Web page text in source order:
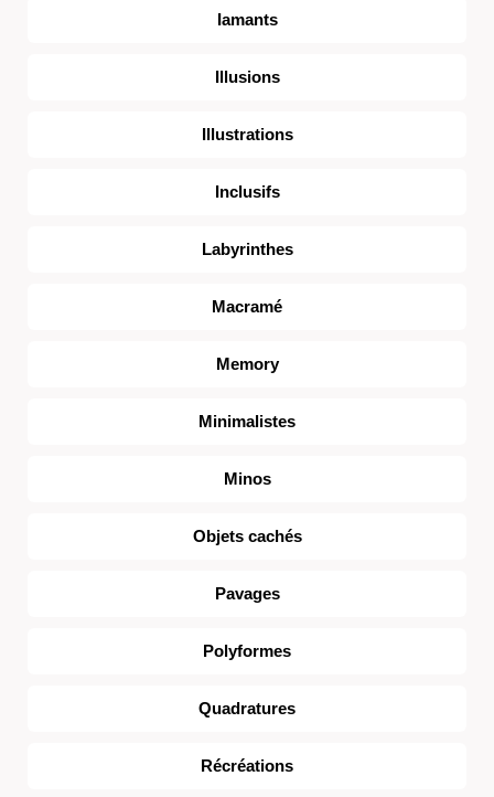
Iamants
Illusions
Illustrations
Inclusifs
Labyrinthes
Macramé
Memory
Minimalistes
Minos
Objets cachés
Pavages
Polyformes
Quadratures
Récréations